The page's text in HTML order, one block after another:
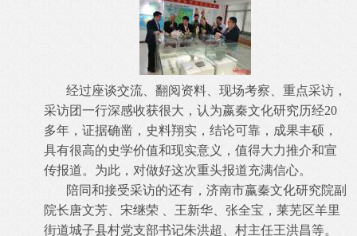
经过座谈交流、翻阅资料、现场考察、重点采访，
采访团一行深感收获很大，认为嬴秦文化研究历经20
多年，证据确凿，史料翔实，结论可靠，成果丰硕，
具有很高的史学价值和现实意义，值得大力推介和宣
传报道。为此，对做好这次重头报道充满信心。
陪同和接受采访的还有，济南市嬴秦文化研究院副
院长唐文芳、宋继荣 、王新华、张全宝，莱芜区羊里
街道城子县村党支部书记朱洪超、村主任王洪昌等。